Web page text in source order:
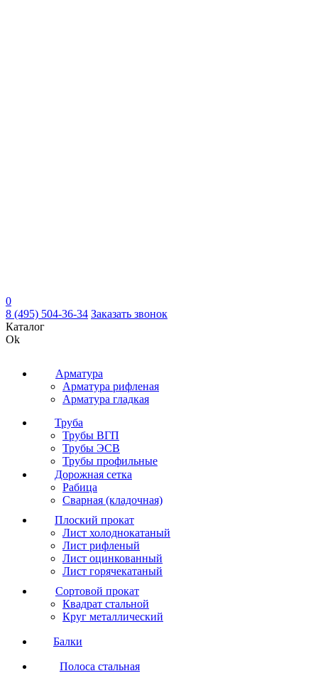
0
8 (495) 504-36-34 Заказать звонок
Каталог
Ok
Арматура
Арматура рифленая
Арматура гладкая
Труба
Трубы ВГП
Трубы ЭСВ
Трубы профильные
Дорожная сетка
Рабица
Сварная (кладочная)
Плоский прокат
Лист холоднокатаный
Лист рифленый
Лист оцинкованный
Лист горячекатаный
Сортовой прокат
Квадрат стальной
Круг металлический
Балки
Полоса стальная